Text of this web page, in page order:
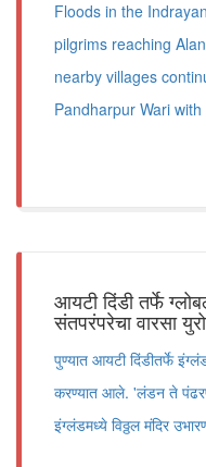
Floods in the
pilgrims reaching
nearby villages
Pandharpur Wari
आयटी दिंडी तर्फे
संतपरंपरेचा वारसा
पुण्यात आयटी दिंडीतर्फे
करण्यात आले. 'लंडन ते
इंग्लंडमध्ये विठ्ठल मंदिर